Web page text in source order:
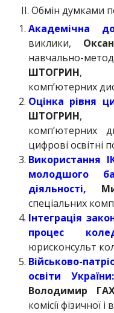
ІІ. Обмін думками
Академічна
виклики,
навчально-
ШТОГРИН,
комп’ютерних
Оцінка рівня
ШТОГРИН,
комп’ютерних
цифрові освітні
Використання
молодшого
діяльності,
спеціальних
Інтеграція
процес
юрисконсульт
Військово-
освіти
Володимир
комісії фізичної